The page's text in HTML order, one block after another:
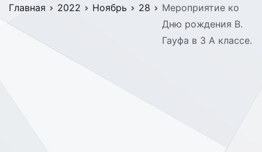
Главная 2022 Ноябрь 28
Мероприятие ко
Дню рождения В.
Гауфа в 3 А классе.